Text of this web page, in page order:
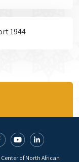
1944
of North African